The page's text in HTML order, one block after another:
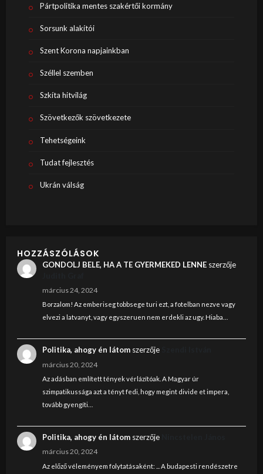
Pártpolitika mentes szakértői kormány
Sorsunk alakítói
Szent Korona napjainkban
Széllel szemben
Szkíta hitvilág
Szövetkezők szövetkezete
Tehetségeink
Tudat fejlesztés
Ukrán válság
HOZZÁSZÓLÁSOK
GONDOLJ BELE, HA A TE GYERMEKED LENNEszerzője
március 24, 2024
Borzalom! Az emberiseg tobbsege turi ezt, a fotelban nezve vagy
elvezi a latvanyt, vagy egyszeruen nem erdekli az ugy. Hiaba…
Politika, ahogy én látomszerzője
március 20, 2024
Az adásban említett tények vérlázítóak. A Magyar úr
szimpatikussága azt a tényt fedi, hogy megint divide et impera,
tovább gyengíti…
Politika, ahogy én látomszerzője
március 20, 2024
Az előző véleményem folytatásaként: ... A budapesti rendészetre